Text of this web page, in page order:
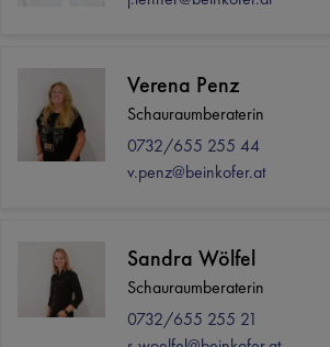
Verena Penz
Schauraumberaterin
0732/655 255 44
v.penz@beinkofer.at
Sandra Wölfel
Schauraumberaterin
0732/655 255 21